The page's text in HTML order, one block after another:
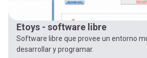
Etoys - software libre
Software libre que provee un entorno
desarrollar y programar.